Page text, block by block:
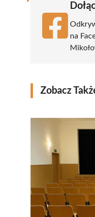
na
Zobacz